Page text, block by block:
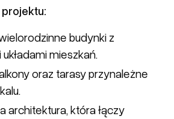
budynki z
mieszkań.
oraz tarasy przynależne
architektura, która łączy